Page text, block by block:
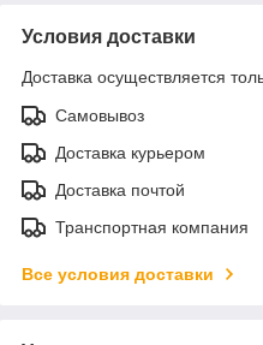
Условия доставки
Доставка осуществляется
Самовывоз
Доставка курьером
Доставка почтой
Транспортная компания
Все условия доставки